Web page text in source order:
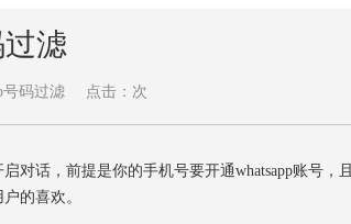
过滤
号码过滤 点击： 次
话，前提是你的手机号要开通whatsapp账号，且
的喜欢。